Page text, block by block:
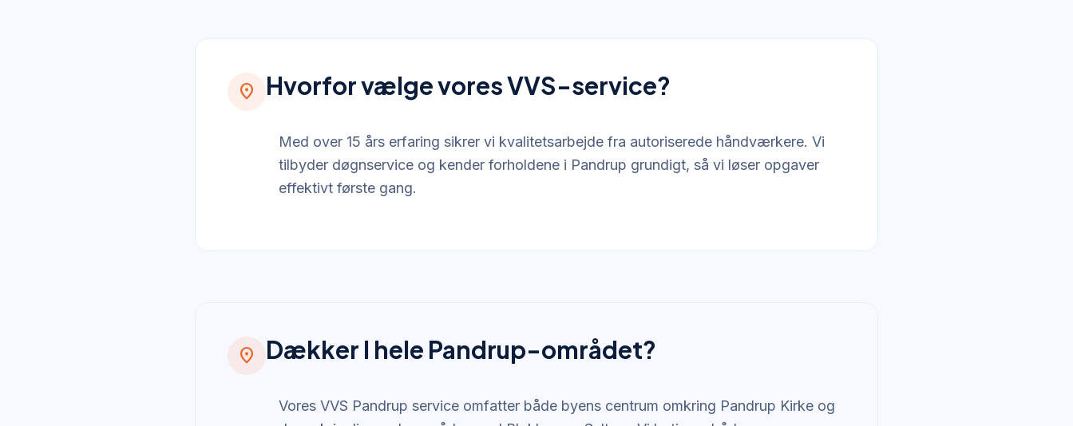
location_on Hvorfor vælge vores VVS-service?
Med over 15 års erfaring sikrer vi kvalitetsarbejde fra autoriserede håndværkere. Vi
tilbyder døgnservice og kender forholdene i Pandrup grundigt, så vi løser opgaver
effektivt første gang.
location_on Dækker I hele Pandrup-området?
Vores VVS Pandrup service omfatter både byens centrum omkring Pandrup Kirke og